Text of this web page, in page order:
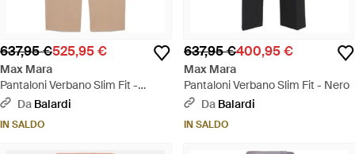
637,95 €525,95 €
Max Mara
Pantaloni Verbano Slim Fit -
Neutro
Da Balardi
IN SALDO
637,95 €400,95 €
Max Mara
Pantaloni Verbano Slim Fit - Nero
Da Balardi
IN SALDO